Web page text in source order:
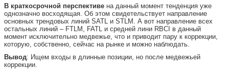
В краткосрочной перспективе на данный момент тенденция уже
однозначно восходящая. Об этом свидетельствует направление
основных трендовых линий SATL и STLM. А вот направление всех
остальных линий – FTLM, FATL и средней лини RBCI в данный
момент исключительно медвежье, что и приводит пару к коррекции,
которую, собственно, сейчас на рынке и можно наблюдать.
Вывод: Ищем входы в длинные позиции, но после медвежьей
коррекции.